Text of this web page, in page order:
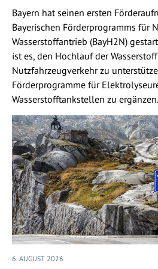
Bayern hat seinen ersten
Bayerischen Förderprogramms für
Wasserstoffantrieb (BayH2N)
ist es, den Hochlauf der
Nutzfahrzeugverkehr zu
Förderprogramme für
Wasserstofftankstellen zu ergänzen.
6. AUGUST 2026